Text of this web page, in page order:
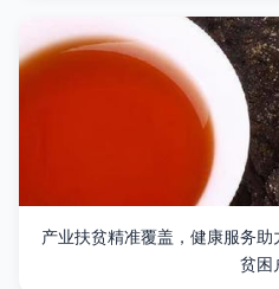
产业扶贫精准覆盖，健康服务
贫困